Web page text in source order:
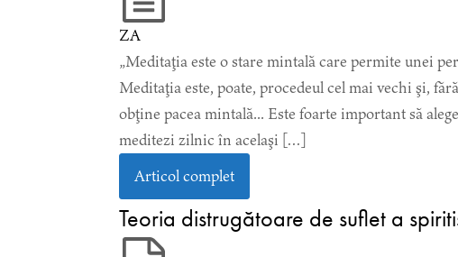
ZA
„Meditaţia este o stare mintală care permite unei
Meditaţia este, poate, procedeul cel mai vechi şi,
obţine pacea mintală... Este foarte important să
meditezi zilnic în acelaşi […]
Articol complet
Teoria distrugătoare de suflet a